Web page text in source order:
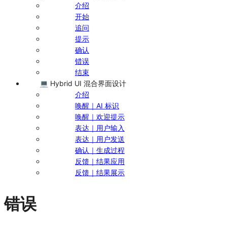
介绍
开始
追问
提示
确认
错误
结束
💻 Hybrid UI 混合界面设计
介绍
唤醒｜AI 标识
唤醒｜欢迎提示
表达｜用户输入
表达｜用户发送
确认｜生成过程
反馈｜结果应用
反馈｜结果展示
错误